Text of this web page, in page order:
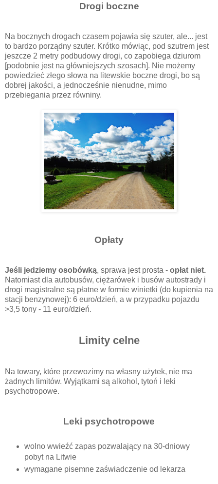
Drogi boczne
Na bocznych drogach czasem pojawia się szuter, ale... jest
to bardzo porządny szuter. Krótko mówiąc, pod szutrem jest
jeszcze 2 metry podbudowy drogi, co zapobiega dziurom
[podobnie jest na główniejszych szosach]. Nie możemy
powiedzieć złego słowa na litewskie boczne drogi, bo są
dobrej jakości, a jednocześnie nienudne, mimo
przebiegania przez równiny.
Opłaty
Jeśli jedziemy osobówką, sprawa jest prosta - opłat niet.
Natomiast dla autobusów, ciężarówek i busów autostrady i
drogi magistralne są płatne w formie winietki (do kupienia na
stacji benzynowej): 6 euro/dzień, a w przypadku pojazdu
>3,5 tony - 11 euro/dzień.
Limity celne
Na towary, które przewozimy na własny użytek, nie ma
żadnych limitów. Wyjątkami są alkohol, tytoń i leki
psychotropowe.
Leki psychotropowe
wolno wwieźć zapas pozwalający na 30-dniowy
pobyt na Litwie
wymagane pisemne zaświadczenie od lekarza